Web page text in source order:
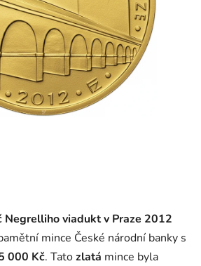
viadukt v Praze 2012
mince České národní banky s
000 Kč. Tatozlatá mince byla